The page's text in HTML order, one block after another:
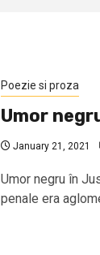
Poezie si proza
Umor
January 21, 2021
Umor negru în
penale era